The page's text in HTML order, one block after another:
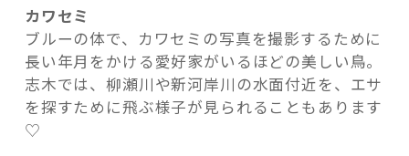
カワセミ
ブルーの体で、カワセミの写真を撮影するために
長い年月をかける愛好家がいるほどの美しい鳥。
志木では、柳瀬川や新河岸川の水面付近を、エサ
を探すために飛ぶ様子が見られることもあります
♡